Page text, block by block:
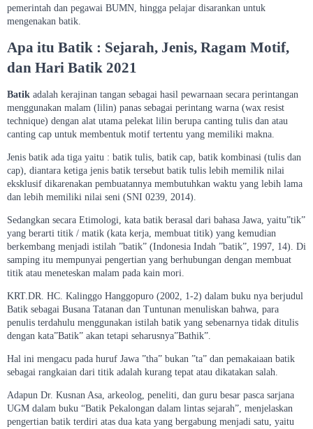
pemerintah dan pegawai BUMN, hingga pelajar disarankan untuk
mengenakan batik.
Apa itu Batik : Sejarah, Jenis, Ragam Motif,
dan Hari Batik 2021
Batik adalah kerajinan tangan sebagai hasil pewarnaan secara perintangan
menggunakan malam (lilin) panas sebagai perintang warna (wax resist
technique) dengan alat utama pelekat lilin berupa canting tulis dan atau
canting cap untuk membentuk motif tertentu yang memiliki makna.
Jenis batik ada tiga yaitu : batik tulis, batik cap, batik kombinasi (tulis dan
cap), diantara ketiga jenis batik tersebut batik tulis lebih memilik nilai
eksklusif dikarenakan pembuatannya membutuhkan waktu yang lebih lama
dan lebih memiliki nilai seni (SNI 0239, 2014).
Sedangkan secara Etimologi, kata batik berasal dari bahasa Jawa, yaitu”tik”
yang berarti titik / matik (kata kerja, membuat titik) yang kemudian
berkembang menjadi istilah ”batik” (Indonesia Indah ”batik”, 1997, 14). Di
samping itu mempunyai pengertian yang berhubungan dengan membuat
titik atau meneteskan malam pada kain mori.
KRT.DR. HC. Kalinggo Hanggopuro (2002, 1-2) dalam buku nya berjudul
Batik sebagai Busana Tatanan dan Tuntunan menuliskan bahwa, para
penulis terdahulu menggunakan istilah batik yang sebenarnya tidak ditulis
dengan kata”Batik” akan tetapi seharusnya”Bathik”.
Hal ini mengacu pada huruf Jawa ”tha” bukan ”ta” dan pemakaiaan batik
sebagai rangkaian dari titik adalah kurang tepat atau dikatakan salah.
Adapun Dr. Kusnan Asa, arkeolog, peneliti, dan guru besar pasca sarjana
UGM dalam buku “Batik Pekalongan dalam lintas sejarah”, menjelaskan
pengertian batik terdiri atas dua kata yang bergabung menjadi satu, yaitu